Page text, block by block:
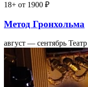
18+ от 1900 ₽
Метод Гронхольма
август — сентябрь